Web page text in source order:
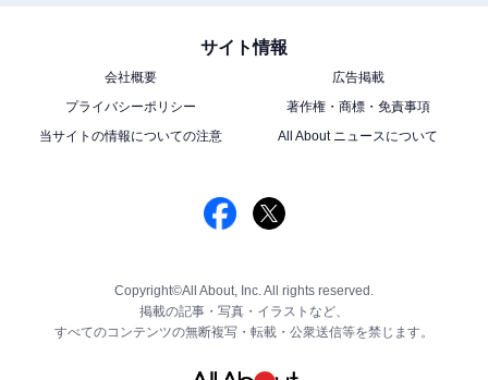
サイト情報
会社概要
広告掲載
プライバシーポリシー
著作権・商標・免責事項
当サイトの情報についての注意
All About ニュースについて
Copyright©All About, Inc. All rights reserved.
掲載の記事・写真・イラストなど、
すべてのコンテンツの無断複写・転載・公衆送信等を禁じます。